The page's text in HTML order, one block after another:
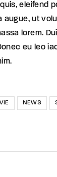
eleifend
augue, ut
lorem.
eu leo
NEWS